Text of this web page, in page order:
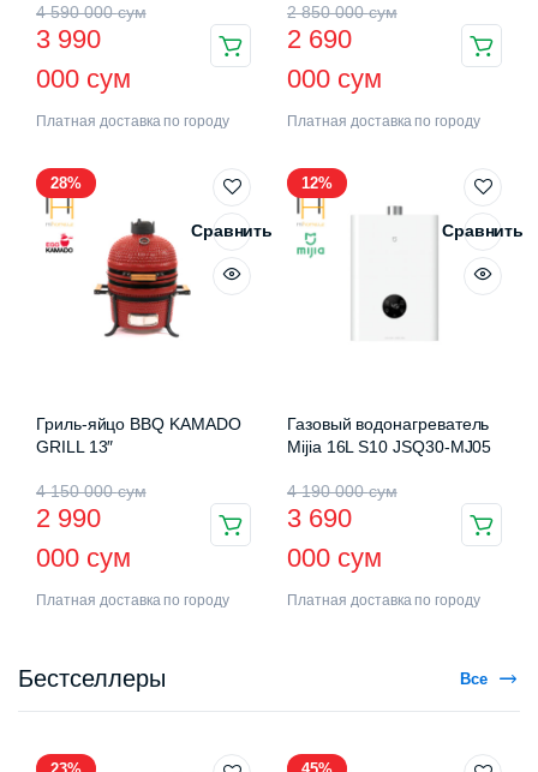
4 590 000сум
3 990
000 сум
Платная доставка по городу
2 850 000сум
2 690
000 сум
Платная доставка по городу
28%
Сравнить
Гриль-яйцо BBQ KAMADO
GRILL 13″
4 150 000сум
2 990
000 сум
Платная доставка по городу
12%
Сравнить
Газовый водонагреватель
Mijia 16L S10 JSQ30-MJ05
4 190 000сум
3 690
000 сум
Платная доставка по городу
Бестселлеры Все
23% 45%